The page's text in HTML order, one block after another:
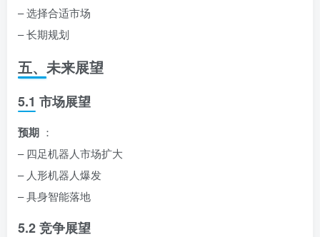
– 选择合适市场
– 长期规划
五、未来展望
5.1 市场展望
预期 ：
– 四足机器人市场扩大
– 人形机器人爆发
– 具身智能落地
5.2 竞争展望